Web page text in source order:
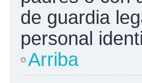
de guardia
personal
Arriba